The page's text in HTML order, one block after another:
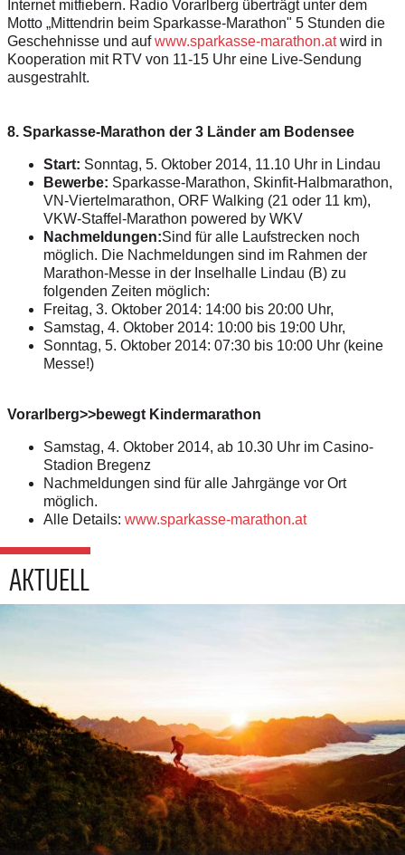
Internet mitfiebern. Radio Vorarlberg überträgt unter dem
Motto „Mittendrin beim Sparkasse-Marathon" 5 Stunden die
Geschehnisse und aufwww.sparkasse-marathon.atwird in
Kooperation mit RTV von 11-15 Uhr eine Live-Sendung
ausgestrahlt.
8. Sparkasse-Marathon der 3 Länder am Bodensee
Start: Sonntag, 5. Oktober 2014, 11.10 Uhr in Lindau
Bewerbe: Sparkasse-Marathon, Skinfit-Halbmarathon,
VN-Viertelmarathon, ORF Walking (21 oder 11 km),
VKW-Staffel-Marathon powered by WKV
Nachmeldungen:Sind für alle Laufstrecken noch
möglich. Die Nachmeldungen sind im Rahmen der
Marathon-Messe in der Inselhalle Lindau (B) zu
folgenden Zeiten möglich:
Freitag, 3. Oktober 2014: 14:00 bis 20:00 Uhr,
Samstag, 4. Oktober 2014: 10:00 bis 19:00 Uhr,
Sonntag, 5. Oktober 2014: 07:30 bis 10:00 Uhr (keine
Messe!)
Vorarlberg>>bewegt Kindermarathon
Samstag, 4. Oktober 2014, ab 10.30 Uhr im Casino-
Stadion Bregenz
Nachmeldungen sind für alle Jahrgänge vor Ort
möglich.
Alle Details: www.sparkasse-marathon.at
AKTUELL